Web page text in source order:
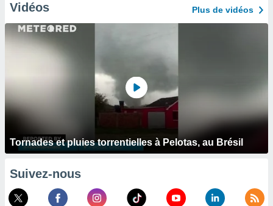
Vidéos Plus de vidéos
Tornades et pluies torrentielles à Pelotas, au Brésil
Suivez-nous